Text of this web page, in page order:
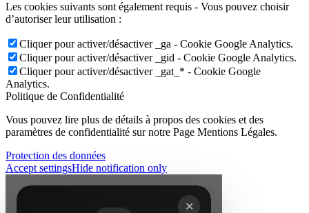
Les cookies suivants sont également requis - Vous pouvez choisir
d’autoriser leur utilisation :
Cliquer pour activer/désactiver _ga - Cookie Google Analytics.
Cliquer pour activer/désactiver _gid - Cookie Google Analytics.
Cliquer pour activer/désactiver _gat_* - Cookie Google
Analytics.
Politique de Confidentialité
Vous pouvez lire plus de détails à propos des cookies et des
paramètres de confidentialité sur notre Page Mentions Légales.
Protection des données
Accept settingsHide notification only
✕